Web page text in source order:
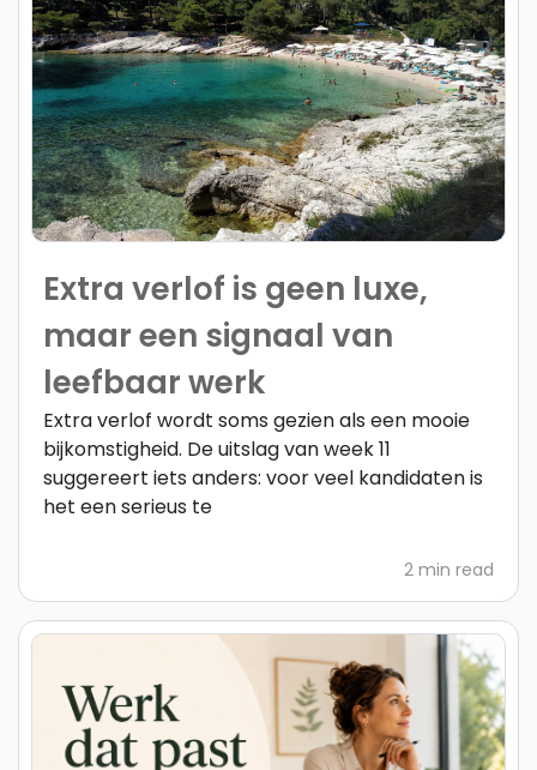
Extra verlof is geen luxe,
maar een signaal van
leefbaar werk
Extra verlof wordt soms gezien als een mooie
bijkomstigheid. De uitslag van week 11
suggereert iets anders: voor veel kandidaten is
het een serieus te
2 min read